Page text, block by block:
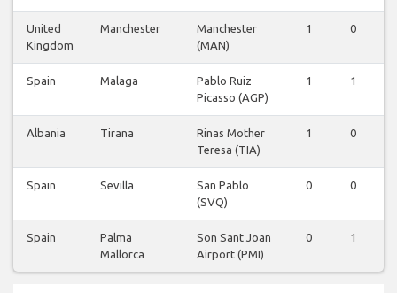
United
Kingdom
Manchester
Manchester
(MAN)
1 0
Spain Malaga
Pablo Ruiz
Picasso (AGP)
1 1
Albania Tirana
Rinas Mother
Teresa (TIA)
1 0
Spain Sevilla
San Pablo
(SVQ)
0 0
Spain
Palma
Mallorca
Son Sant Joan
Airport (PMI)
0 1